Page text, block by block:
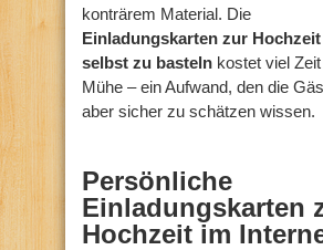
konträrem Material. Die
Einladungskarten zur Hochzeit
selbst zu basteln kostet viel
Mühe – ein Aufwand, den die
aber sicher zu schätzen wissen.
Persönliche
Einladungskarten
Hochzeit im